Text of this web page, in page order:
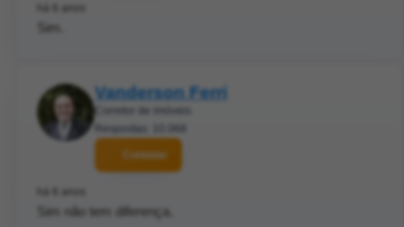
Sim.
Vanderson Ferri
Contatar
Sim não tem diferença.